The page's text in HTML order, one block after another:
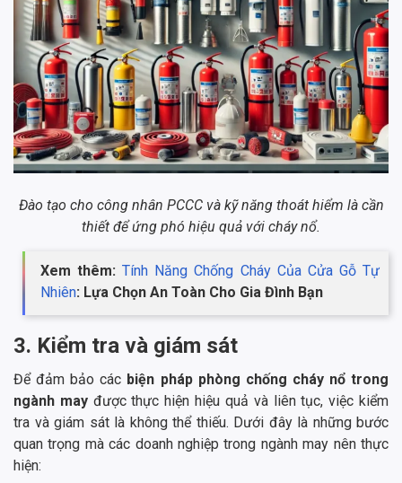
Đào tạo cho công nhân PCCC và kỹ năng thoát hiểm là cần
thiết để ứng phó hiệu quả với cháy nổ.
Xem thêm:Tính Năng Chống Cháy Của Cửa Gỗ Tự
Nhiên: Lựa Chọn An Toàn Cho Gia Đình Bạn
3. Kiểm tra và giám sát
Để đảm bảo các biện pháp phòng chống cháy nổ trong
ngành mayđược thực hiện hiệu quả và liên tục, việc kiểm
tra và giám sát là không thể thiếu. Dưới đây là những bước
quan trọng mà các doanh nghiệp trong ngành may nên thực
hiện: